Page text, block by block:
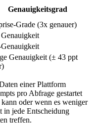
Genauigkeitsgrad
Grade (3x genauer)
Genauigkeit (± 43 ppt
einer Plattform
pro Abfrage gestartet
oder wenn es weniger
in jede Entscheidung
treffen.